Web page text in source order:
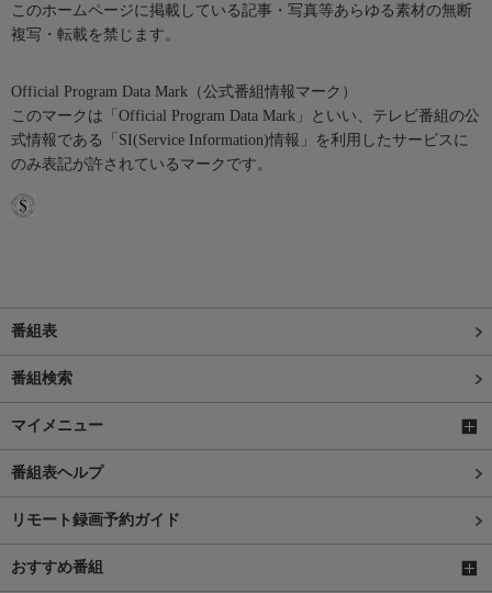
このホームページに掲載している記事・写真等あらゆる素材の無断
複写・転載を禁じます。
Official Program Data Mark（公式番組情報マーク）
このマークは「Official Program Data Mark」といい、テレビ番組の公
式情報である「SI(Service Information)情報」を利用したサービスに
のみ表記が許されているマークです。
番組表
番組検索
マイメニュー
番組表ヘルプ
リモート録画予約ガイド
おすすめ番組